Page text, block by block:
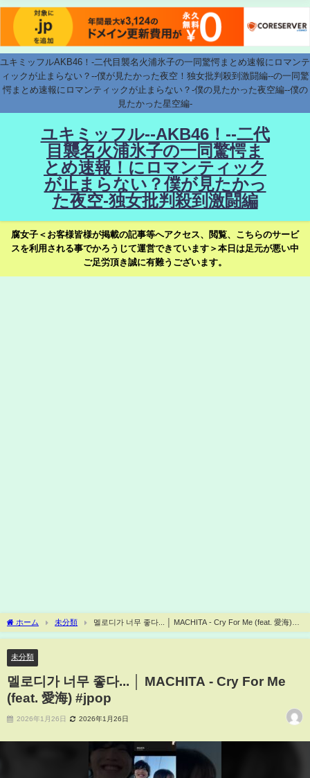
ユキミッフルAKB46！-二代目襲名火浦氷子の一同驚愕まとめ速報にロマンテ
ィックが止まらない？--僕が見たかった夜空！独女批判殺到激闘編--の一同驚
愕まとめ速報にロマンティックが止まらない？-僕の見たかった夜空編--僕の
見たかった星空編-
ユキミッフル--AKB46！--二代
目襲名火浦氷子の一同驚愕ま
とめ速報！にロマンティック
が止まらない？僕が見たかっ
た夜空-独女批判殺到激闘編
腐女子＜お客様皆様が掲載の記事等へアクセス、閲覧、こちらのサービ
スを利用される事でかろうじて運営できています＞本日は足元が悪い中
ご足労頂き誠に有難うございます。
ホーム 未分類
멜로디가 너무 좋다... │ MACHITA - Cry For Me (feat. 愛海)
#jpop
未分類
멜로디가 너무 좋다... │ MACHITA - Cry For Me
(feat. 愛海) #jpop
2026年1月26日 2026年1月26日